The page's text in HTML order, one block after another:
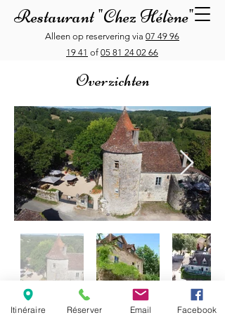
Restaurant "Chez Hélène"
Alleen op reservering via 07 49 96
19 41 of 05 81 24 02 66
Overzichten
Restaurant "Chez Hélène", 147 rue Robert Doisneau,
Itinéraire Réserver Email Facebook